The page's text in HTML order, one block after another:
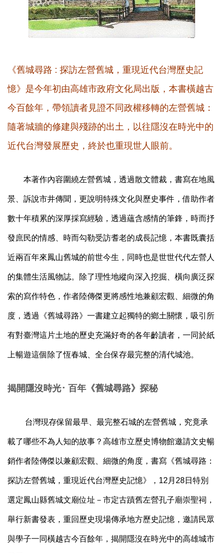
《舊城尋路 : 探訪左營舊城，重現近代台灣歷史記
憶》是今年初由高雄市政府文化局出版，本書橫越古
今百餘年，帶領讀者見證不同政權移轉的左營舊城：
隨著城牆的修建與殘跡的出土，以往隱沒在時光中的
近代台灣發展歷史，終於也重現世人眼前。
本著作內容圍繞左營舊城，透過散文體裁，書寫在地風
景、訴說市井傳聞，更說明特殊文化與歷史事件，借助作者
數十年積累的深厚採寫經驗，透過蘊含感情的筆鋒，時而抒
發庶民的情感、時而勾勒受訪耆老的成長記憶，本書既囊括
近兩百年來鳳山舊城的前世今生，同時也是世世代代左營人
的集體生活風物誌。除了理性地縱向深入挖掘、橫向廣泛探
索的寫作特色，作者陸傳傑更將感性地兼顧宏觀、細微的角
度，透過《舊城尋路》一書建立起獨特的鄉土關懷，吸引所
有對臺灣這片土地的歷史充滿好奇的各年齡讀者，一同於紙
上暢遊這個除了恆春城、全台保存最完整的清代城池。
揭開隱沒時光･ 百年《舊城尋路》探秘
台灣現存保留最早、最完整石城的左營舊城，究竟承
載了哪些不為人知的故事？高雄市立歷史博物館邀請文史暢
銷作者陸傳傑以兼顧宏觀、細微的角度，書寫《舊城尋路：
探訪左營舊城，重現近代台灣歷史記憶》，12月28日特別
選定鳳山縣舊城文廟位址－市定古蹟舊左營孔子廟崇聖祠，
舉行新書發表，重回歷史現場傳承地方歷史記憶，邀請民眾
與學子一同橫越古今百餘年，揭開隱沒在時光中的高雄城市